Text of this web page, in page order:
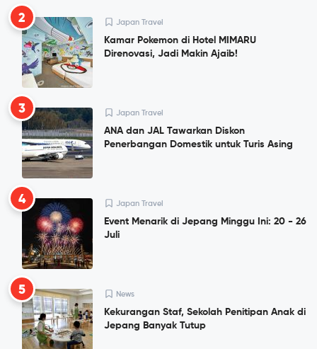
2 Japan Travel
Kamar Pokemon di Hotel MIMARU
Direnovasi, Jadi Makin Ajaib!
3 Japan Travel
ANA dan JAL Tawarkan Diskon
Penerbangan Domestik untuk Turis Asing
4 Japan Travel
Event Menarik di Jepang Minggu Ini: 20 - 26
Juli
5 News
Kekurangan Staf, Sekolah Penitipan Anak di
Jepang Banyak Tutup